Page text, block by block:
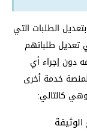
الطلبات التي
تعديل طلباتهم
دون إجراء أي
خدمة أخرى
كالتالي:
الوثيقة